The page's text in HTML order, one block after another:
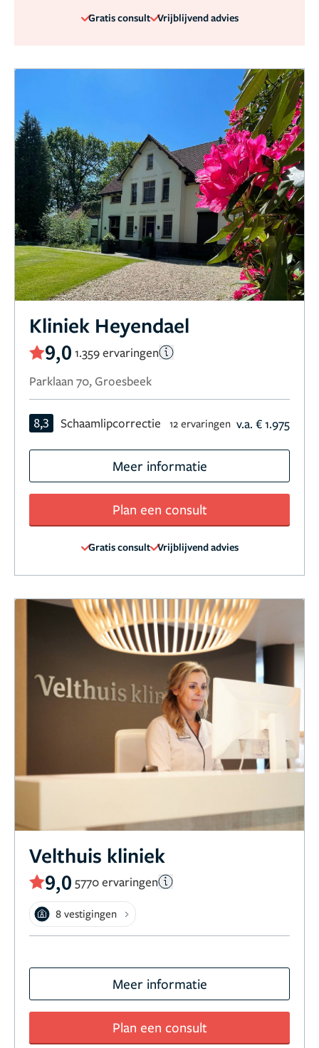
Gratis consult Vrijblijvend advies
Kliniek Heyendael
9,0 1.359 ervaringen
Parklaan 70, Groesbeek
8,3 Schaamlipcorrectie 12 ervaringen v.a. € 1.975
Meer informatie
Plan een consult
Gratis consult Vrijblijvend advies
Velthuis kliniek
9,0 5770 ervaringen
8 vestigingen
Meer informatie
Plan een consult